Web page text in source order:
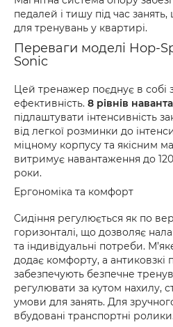
педалей і тишу під час
для тренувань у квартирі.
Переваги моделі Hop-
Sonic
Цей тренажер поєднує в собі
ефективність. 8 рівнів
підлаштувати інтенсивність
від легкої розминки до
міцному корпусу та якісним
витримує навантаження до
роки.
Ергономіка та комфорт
Сидіння регулюється як по
горизонталі, що дозволяє
та індивідуальні потреби.
додає комфорту, а антиковзкі
забезпечують безпечне
регулювати за кутом нахилу,
умови для занять. Для
вбудовані транспортні ролики.